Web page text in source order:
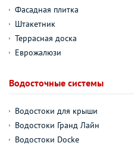
Фасадная плитка
Штакетник
Террасная доска
Еврожалюзи
Водосточные системы
Водостоки для крыши
Водостоки Гранд Лайн
Водостоки Docke